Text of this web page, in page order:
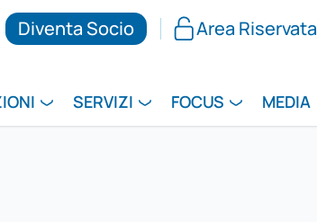
Diventa Socio Area Riservata
SERVIZI FOCUS MEDIA